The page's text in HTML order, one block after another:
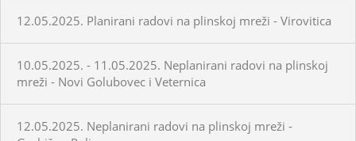
12.05.2025. Planirani radovi na plinskoj mreži - Virovitica
10.05.2025. - 11.05.2025. Neplanirani radovi na plinskoj
mreži - Novi Golubovec i Veternica
12.05.2025. Neplanirani radovi na plinskoj mreži -